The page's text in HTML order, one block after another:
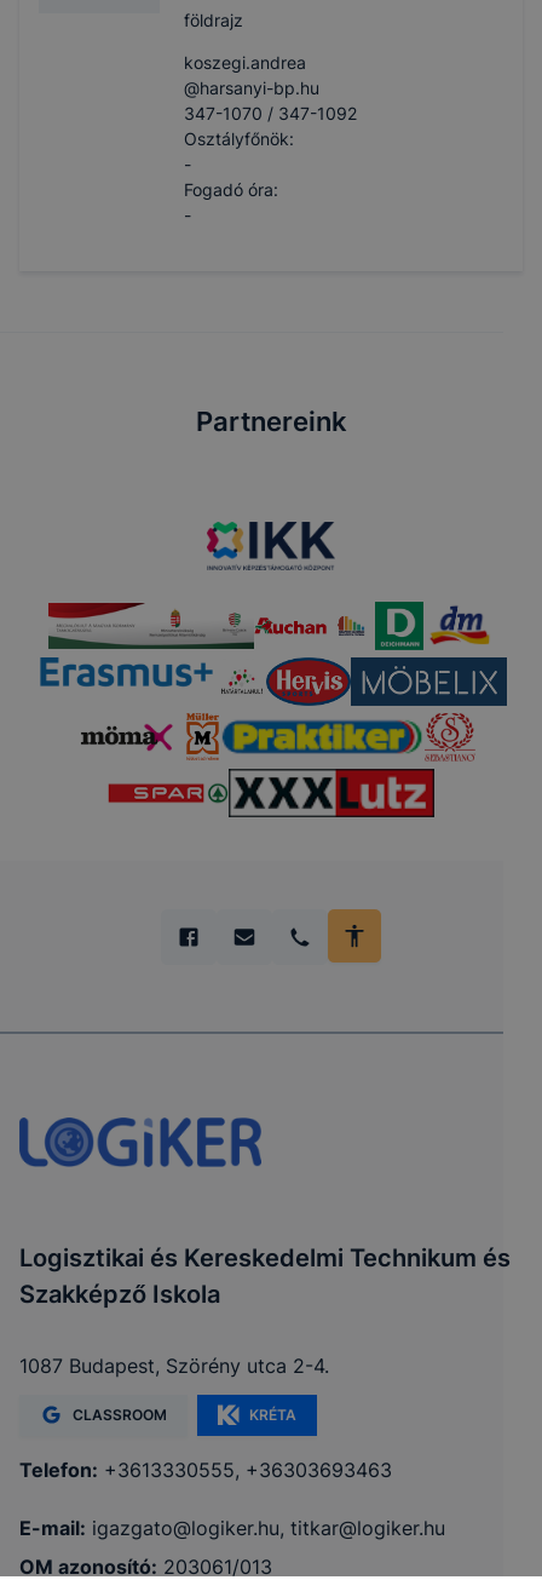
földrajz
koszegi.andrea​
@harsanyi-bp.hu
347-1070 / 347-1092
Osztályfőnök:
-
Fogadó óra:
-
Partnereink
Logisztikai és Kereskedelmi Technikum és
Szakképző Iskola
1087 Budapest, Szörény utca 2-4.
CLASSROOM KRÉTA
Telefon: +3613330555, +36303693463
E-mail: igazgato@logiker.hu, titkar@logiker.hu
OM azonosító: 203061/013